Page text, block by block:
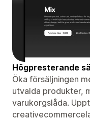
Högpresterande
Öka försäljningen
utvalda produkter,
varukorgslåda.